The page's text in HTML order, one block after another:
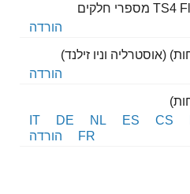
הורדה
הורדה
CS
ES
NL
DE
IT
FR
הורדה